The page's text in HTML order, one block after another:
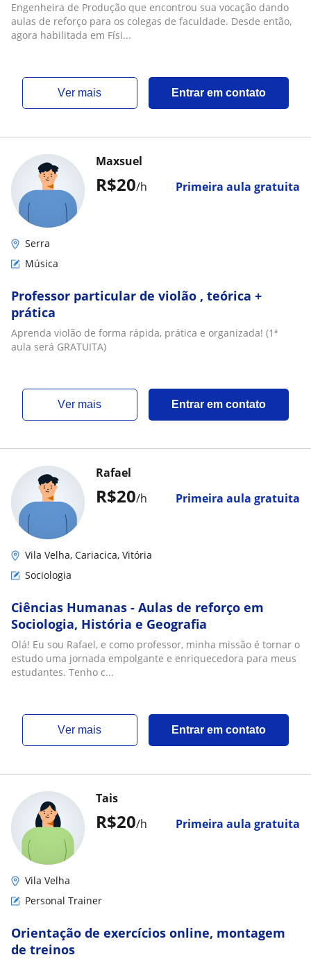
Engenheira de Produção que encontrou sua vocação dando
aulas de reforço para os colegas de faculdade. Desde então,
agora habilitada em Físi...
ver mais Entrar em contato
R$20/h Primeira aula gratuita
Maxsuel
Serra
Música
Professor particular de violão , teórica +
prática
Aprenda violão de forma rápida, prática e organizada! (1ª
aula será GRATUITA)
ver mais Entrar em contato
R$20/h Primeira aula gratuita
Rafael
Vila Velha, Cariacica, Vitória
Sociologia
Ciências Humanas - Aulas de reforço em
Sociologia, História e Geografia
Olá! Eu sou Rafael, e como professor, minha missão é tornar o
estudo uma jornada empolgante e enriquecedora para meus
estudantes. Tenho c...
ver mais Entrar em contato
R$20/h Primeira aula gratuita
Tais
Vila Velha
Personal Trainer
Orientação de exercícios online, montagem
de treinos